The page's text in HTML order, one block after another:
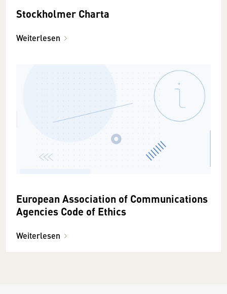
Stockholmer Charta
Weiterlesen
European Association of Communications
Agencies Code of Ethics
Weiterlesen